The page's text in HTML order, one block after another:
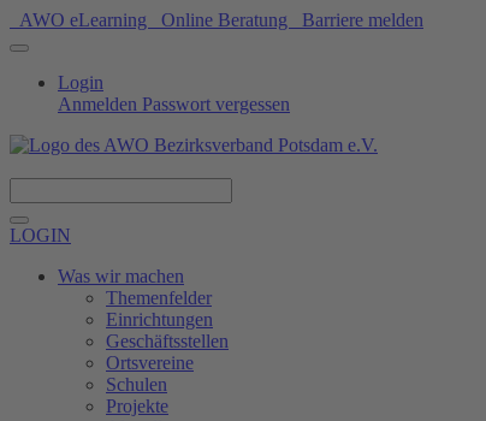
AWO eLearning Online Beratung Barriere melden
Login
Anmelden Passwort vergessen
LOGIN
Was wir machen
Themenfelder
Einrichtungen
Geschäftsstellen
Ortsvereine
Schulen
Projekte